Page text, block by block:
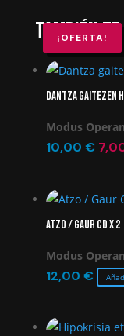
También
¡OFERTA!
Dantza gaitezen
Modus
10,00€ El
era:
Atzo / Gaur CD X 2
Modus
12,00 €
¡OFERTA!